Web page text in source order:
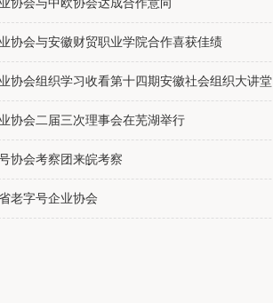
会2026年度第一次会长办公会召开
协会与中欧协会达成合作意向
协会与安徽财贸职业学院合作喜获佳绩
协会组织学习收看第十四期安徽社会组织大讲堂
协会二届三次理事会在芜湖举行
协会考察团来皖考察
老字号企业协会